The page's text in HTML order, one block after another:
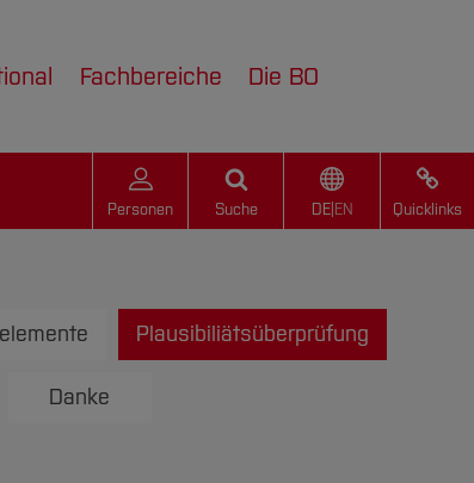
Fachbereiche Die BO
Personen Suche DE| EN Quicklinks
Plausibiliätsüberprüfung
Danke